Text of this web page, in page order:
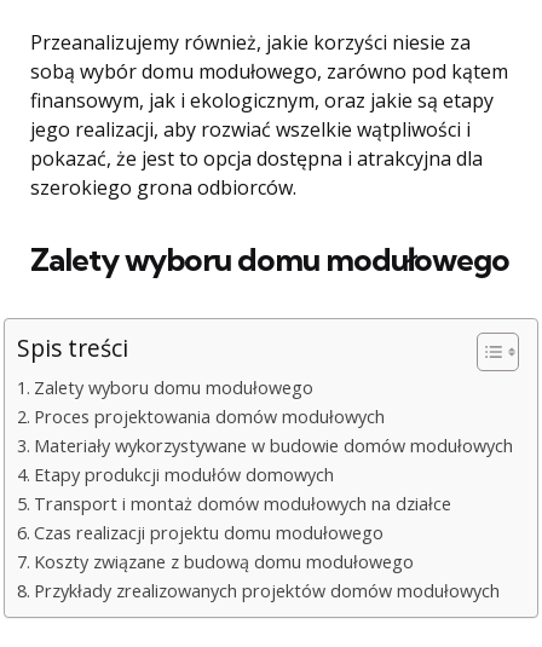
Przeanalizujemy również, jakie korzyści niesie za
sobą wybór domu modułowego, zarówno pod kątem
finansowym, jak i ekologicznym, oraz jakie są etapy
jego realizacji, aby rozwiać wszelkie wątpliwości i
pokazać, że jest to opcja dostępna i atrakcyjna dla
szerokiego grona odbiorców.
Zalety wyboru domu modułowego
Spis treści
Zalety wyboru domu modułowego
Proces projektowania domów modułowych
Materiały wykorzystywane w budowie domów modułowych
Etapy produkcji modułów domowych
Transport i montaż domów modułowych na działce
Czas realizacji projektu domu modułowego
Koszty związane z budową domu modułowego
Przykłady zrealizowanych projektów domów modułowych